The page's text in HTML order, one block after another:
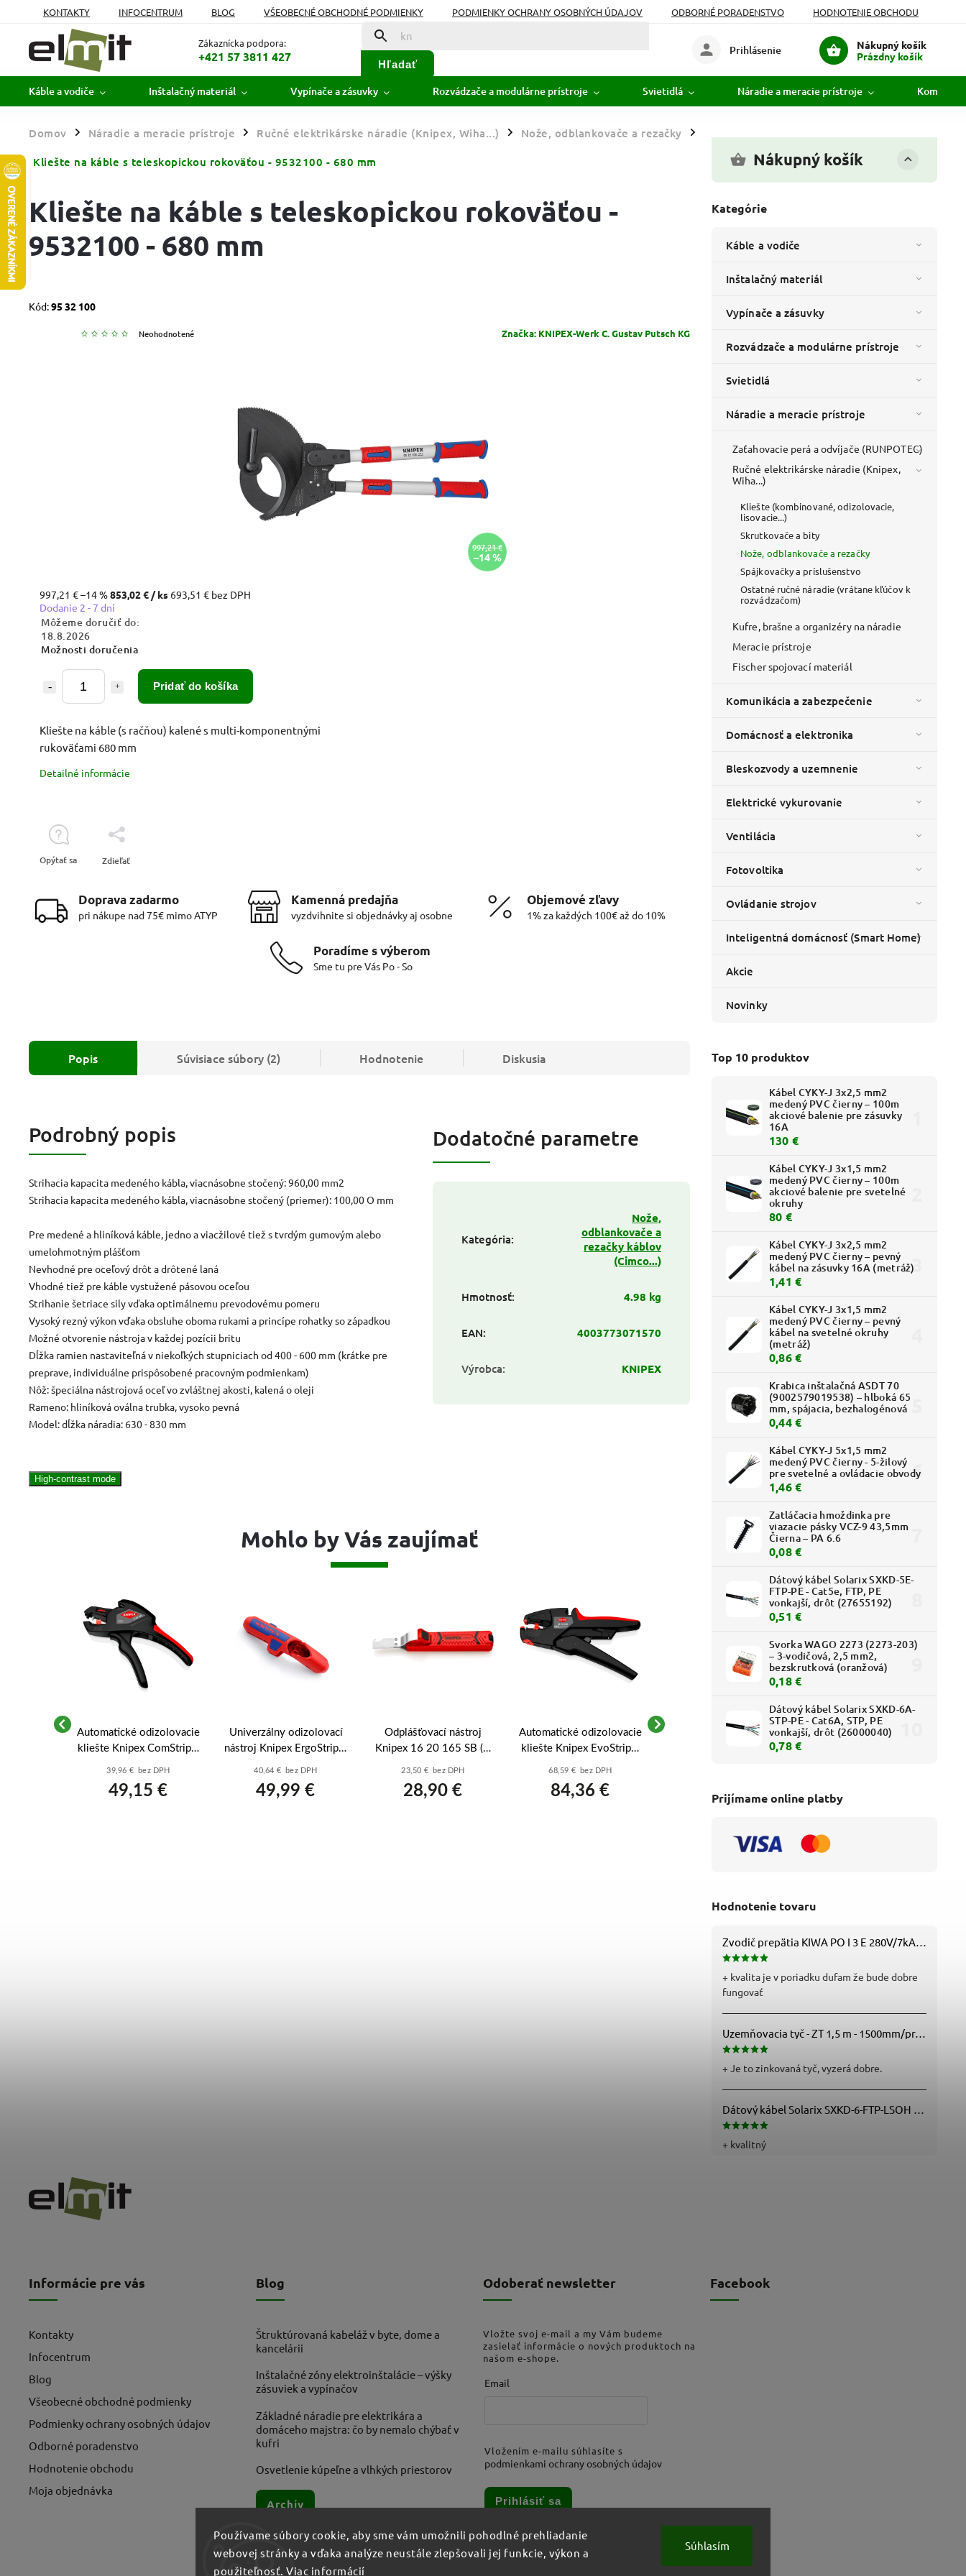
Používame súbory cookie, aby sme vám umožnili pohodlné prehliadanie
webovej stránky a vďaka analýze neustále zlepšovali jej funkcie, výkon a
použiteľnosť. Viac informácií
Súhlasím
KONTAKTY INFOCENTRUM BLOG VŠEOBECNÉ OBCHODNÉ PODMIENKY PODMIENKY OCHRANY OSOBNÝCH ÚDAJOV ODBORNÉ PORADENSTVO
HODNOTENIE OBCHODU
MOJA OBJEDNÁVKA
Zákaznícka podpora:
+421 57 3811 427
Hľadať
Nákupný košík
Prázdny košík
Prihlásenie
Káble a vodiče Inštalačný materiál Vypínače a zásuvky Rozvádzače a modulárne prístroje Svietidlá Náradie a meracie prístroje
Domov / Náradie a meracie prístroje / Ručné elektrikárske náradie (Knipex, Wiha...) / Nože, odblankovače a rezačky /
Kliešte na káble s teleskopickou rokoväťou - 9532100 - 680 mm Nákupný košík
Kategórie
Káble a vodiče
Inštalačný materiál
Vypínače a zásuvky
Rozvádzače a modulárne prístroje
Svietidlá
Náradie a meracie prístroje
Zaťahovacie perá a odvíjače (RUNPOTEC)
Ručné elektrikárske náradie (Knipex,
Wiha...)
Kliešte (kombinované, odizolovacie,
lisovacie...)
Skrutkovače a bity
Nože, odblankovače a rezačky
Spájkovačky a príslušenstvo
Ostatné ručné náradie (vrátane kľúčov k
rozvádzačom)
Kufre, brašne a organizéry na náradie
Meracie prístroje
Fischer spojovací materiál
Komunikácia a zabezpečenie
Domácnosť a elektronika
Bleskozvody a uzemnenie
Elektrické vykurovanie
Ventilácia
Fotovoltika
Ovládanie strojov
Inteligentná domácnosť (Smart Home)
Akcie
Novinky
Top 10 produktov
Kábel CYKY-J 3x2,5 mm2
medený PVC čierny – 100m
akciové balenie pre zásuvky
16A
130 €
Kábel CYKY-J 3x1,5 mm2
medený PVC čierny – 100m
akciové balenie pre svetelné
okruhy
80 €
Kábel CYKY-J 3x2,5 mm2
medený PVC čierny – pevný
kábel na zásuvky 16A (metráž)
1,41 €
Kábel CYKY-J 3x1,5 mm2
medený PVC čierny – pevný
kábel na svetelné okruhy
(metráž)
0,86 €
Krabica inštalačná ASDT 70
(9002579019538) – hlboká 65
mm, spájacia, bezhalogénová
0,44 €
Kábel CYKY-J 5x1,5 mm2
medený PVC čierny - 5-žilový
pre svetelné a ovládacie obvody
1,46 €
Zatláčacia hmoždinka pre
viazacie pásky VCZ-9 43,5mm
Čierna – PA 6.6
0,08 €
Dátový kábel Solarix SXKD-5E-
FTP-PE - Cat5e, FTP, PE
vonkajší, drôt (27655192)
0,51 €
Svorka WAGO 2273 (2273-203)
– 3-vodičová, 2,5 mm2,
bezskrutková (oranžová)
0,18 €
Dátový kábel Solarix SXKD-6A-
STP-PE - Cat6A, STP, PE
vonkajší, drôt (26000040)
0,78 €
Prijímame online platby
Hodnotenie tovaru
+ kvalita je v poriadku dufam že bude dobre
fungovať
Uzemňovacia tyč - ZT 1,5 m - 1500mm/pr.25mm - Fe/Zn - f712112
+ Je to zinkovaná tyč, vyzerá dobre.
+ kvalitný
Kliešte na káble s teleskopickou rokoväťou -
9532100 - 680 mm
Kód:95 32 100
Neohodnotené Značka: KNIPEX-Werk C. Gustav Putsch KG
997,21 €
–14 %
997,21 €–14 %853,02 € / ks 693,51 € bez DPH
Dodanie 2 - 7 dní
Môžeme doručiť do:
18.8.2026
Možnosti doručenia
Pridať do košíka
Kliešte na káble (s račňou) kalené s multi-komponentnými
rukoväťami 680 mm
Detailné informácie
Opýtať sa Zdieľať
Doprava zadarmo
pri nákupe nad 75€ mimo ATYP
Kamenná predajňa
vyzdvihnite si objednávky aj osobne
Objemové zľavy
1% za každých 100€ až do 10%
Poradíme s výberom
Sme tu pre Vás Po - So
Popis Súvisiace súbory (2) Hodnotenie Diskusia
Podrobný popis
Strihacia kapacita medeného kábla, viacnásobne stočený: 960,00 mm2
Strihacia kapacita medeného kábla, viacnásobne stočený (priemer): 100,00 O mm
Pre medené a hliníková káble, jedno a viacžilové tiež s tvrdým gumovým alebo
umelohmotným plášťom
Nevhodné pre oceľový drôt a drôtené laná
Vhodné tiež pre káble vystužené pásovou oceľou
Strihanie šetriace sily vďaka optimálnemu prevodovému pomeru
Vysoký rezný výkon vďaka obsluhe oboma rukami a princípe rohatky so západkou
Možné otvorenie nástroja v každej pozícii britu
Dĺžka ramien nastaviteľná v niekoľkých stupniciach od 400 - 600 mm (krátke pre
preprave, individuálne prispôsobené pracovným podmienkam)
Nôž: špeciálna nástrojová oceľ vo zvláštnej akosti, kalená o oleji
Rameno: hliníková oválna trubka, vysoko pevná
Model: dĺžka náradia: 630 - 830 mm
Dodatočné parametre
Kategória:
Nože,
odblankovače a
rezačky káblov
(Cimco...)
Hmotnosť: 4.98 kg
EAN: 4003773071570
Výrobca: KNIPEX
High-contrast mode
Mohlo by Vás zaujímať
Automatické odizolovacie
kliešte Knipex ComStrip®
39,96 € bez DPH
49,15 €
Univerzálny odizolovací
nástroj Knipex ErgoStrip®
40,64 € bez DPH
49,99 €
Odplášťovací nástroj
Knipex 16 20 165 SB (O
23,50 € bez DPH
28,90 €
Automatické odizolovacie
kliešte Knipex EvoStrip®
68,59 € bez DPH
84,36 €
Multifunkčné kliešte
Knipex NexStrip 12 72
140,77 €
Presné kliešte KNIPEX na
Informácie pre vás
Kontakty
Infocentrum
Blog
Všeobecné obchodné podmienky
Podmienky ochrany osobných údajov
Odborné poradenstvo
Hodnotenie obchodu
Moja objednávka
Blog
Štruktúrovaná kabeláž v byte, dome a
kancelárii
Inštalačné zóny elektroinštalácie – výšky
zásuviek a vypínačov
Základné náradie pre elektrikára a
domáceho majstra: čo by nemalo chýbať v
kufri
Osvetlenie kúpeľne a vlhkých priestorov
Archív
Odoberať newsletter
Vložte svoj e-mail a my Vám budeme
zasielať informácie o nových produktoch na
našom e-shope.
Email
Vložením e-mailu súhlasíte s
podmienkami ochrany osobných údajov
Prihlásiť sa
Facebook